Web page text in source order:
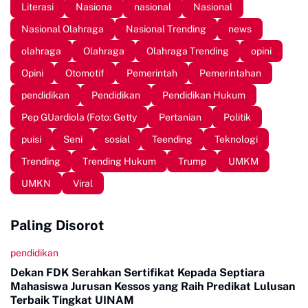
Literasi
Nasiona nasional
Nasional
Nasional Olahraga
Nasional Trending
news
olahraga
Olahraga Olahraga Trending
opini
Opini
Otomotif Pemerintah
Pemerintahan
pendidikan
Pendidikan
Pendidikan Hukum
Pep GUardiola (Foto: Getty
Pertanian
Politik
puisi
Seni sosial Teending
Teknologi
Trending
Trending Hukum Trump
UMKM
UMKN
Viral
Paling Disorot
pendidikan
Dekan FDK Serahkan Sertifikat Kepada Septiara
Mahasiswa Jurusan Kessos yang Raih Predikat Lulusan
Terbaik Tingkat UINAM